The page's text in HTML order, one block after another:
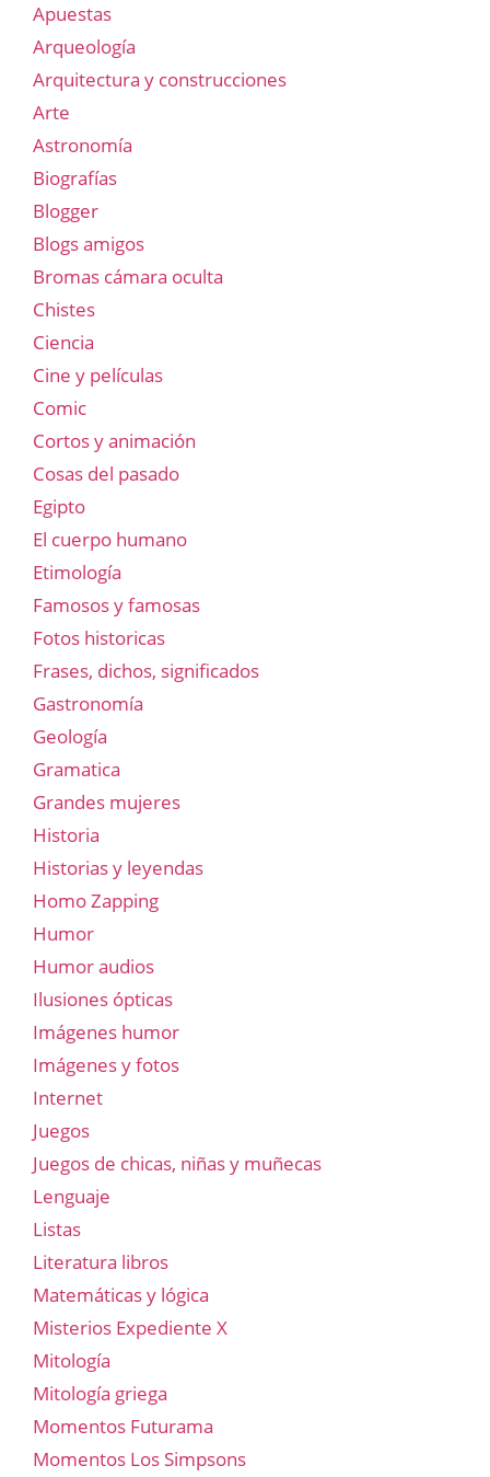
Apuestas
Arqueología
Arquitectura y construcciones
Arte
Astronomía
Biografías
Blogger
Blogs amigos
Bromas cámara oculta
Chistes
Ciencia
Cine y películas
Comic
Cortos y animación
Cosas del pasado
Egipto
El cuerpo humano
Etimología
Famosos y famosas
Fotos historicas
Frases, dichos, significados
Gastronomía
Geología
Gramatica
Grandes mujeres
Historia
Historias y leyendas
Homo Zapping
Humor
Humor audios
Ilusiones ópticas
Imágenes humor
Imágenes y fotos
Internet
Juegos
Juegos de chicas, niñas y muñecas
Lenguaje
Listas
Literatura libros
Matemáticas y lógica
Misterios Expediente X
Mitología
Mitología griega
Momentos Futurama
Momentos Los Simpsons